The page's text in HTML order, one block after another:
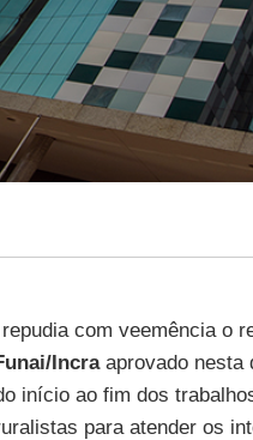
repudia com veemência o
Incraaprovado nesta
início ao fim dos
para atender os